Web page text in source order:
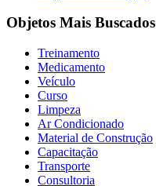
Objetos Mais Buscados
Treinamento
Medicamento
Veículo
Curso
Limpeza
Ar Condicionado
Material de Construção
Capacitação
Transporte
Consultoria